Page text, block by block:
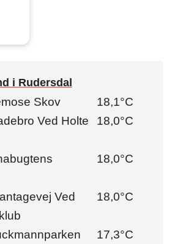
i Rudersdal
Skov
18,1°C
Ved Holte
18,0°C
18,0°C
Ved
18,0°C
17,3°C